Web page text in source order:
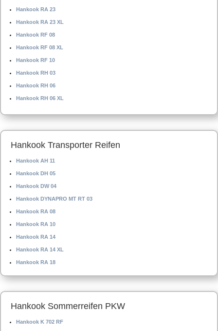
Hankook RA 23
Hankook RA 23 XL
Hankook RF 08
Hankook RF 08 XL
Hankook RF 10
Hankook RH 03
Hankook RH 06
Hankook RH 06 XL
Hankook Transporter Reifen
Hankook AH 11
Hankook DH 05
Hankook DW 04
Hankook DYNAPRO MT RT 03
Hankook RA 08
Hankook RA 10
Hankook RA 14
Hankook RA 14 XL
Hankook RA 18
Hankook Sommerreifen PKW
Hankook K 702 RF